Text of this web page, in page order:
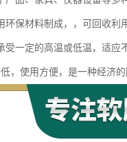
保材料制成，，可回收利
一定的高温或低温，适应
，使用方便，是一种经济的